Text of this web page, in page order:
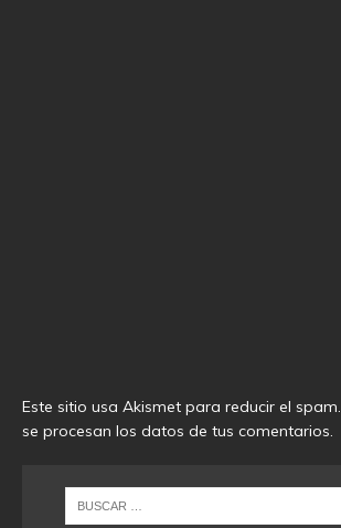
Este sitio usa Akismet para reducir el spam.
se procesan los datos de tus comentarios.